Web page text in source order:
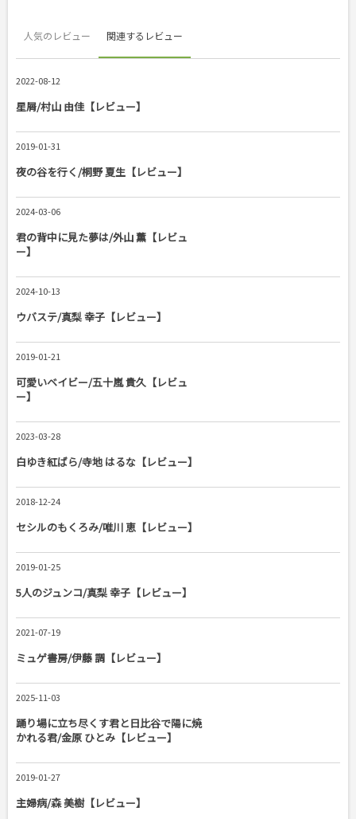
人気のレビュー 関連するレビュー
2022-08-12
星屑/村山 由佳【レビュー】
2019-01-31
夜の谷を行く/桐野 夏生【レビュー】
2024-03-06
君の背中に見た夢は/外山 薫【レビュ
ー】
2024-10-13
ウバステ/真梨 幸子【レビュー】
2019-01-21
可愛いベイビー/五十嵐 貴久【レビュ
ー】
2023-03-28
白ゆき紅ばら/寺地 はるな【レビュー】
2018-12-24
セシルのもくろみ/唯川 恵【レビュー】
2019-01-25
5人のジュンコ/真梨 幸子【レビュー】
2021-07-19
ミュゲ書房/伊藤 調【レビュー】
2025-11-03
踊り場に立ち尽くす君と日比谷で陽に焼
かれる君/金原 ひとみ【レビュー】
2019-01-27
主婦病/森 美樹【レビュー】